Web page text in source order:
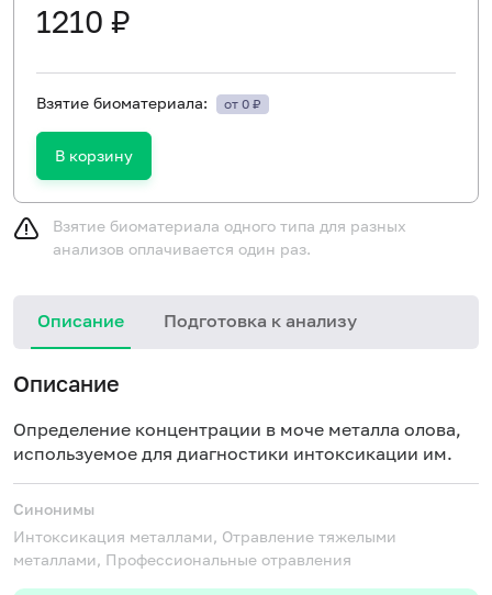
1210 ₽
Взятие биоматериала: от 0 ₽
В корзину
Взятие биоматериала одного типа для разных
анализов оплачивается один раз.
Описание Подготовка к анализу
Описание
Определение концентрации в моче металла олова,
используемое для диагностики интоксикации им.
Синонимы
Интоксикация металлами, Отравление тяжелыми
металлами, Профессиональные отравления